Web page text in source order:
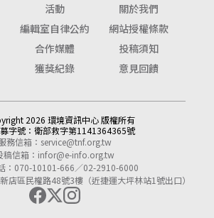
活動
關於我們
編輯室自律公約
網站授權條款
合作媒體
投稿須知
獲獎紀錄 意見回饋
2026 環境資訊中心 版權所有
字號： 衛部救字第1141364365號
務信箱： service@tnf.org.tw
稿信箱： infor@e-info.org.tw
：070-10101-666／02-2910-6000
店區民權路48號3樓（近捷運大坪林站1號出口）